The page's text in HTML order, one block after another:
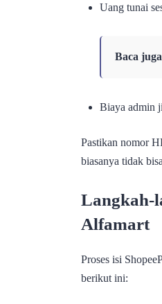
Uang tunai
Baca
Biaya admin
Pastikan nomor
biasanya tidak
Langkah-
Alfamart
Proses isi
berikut ini: